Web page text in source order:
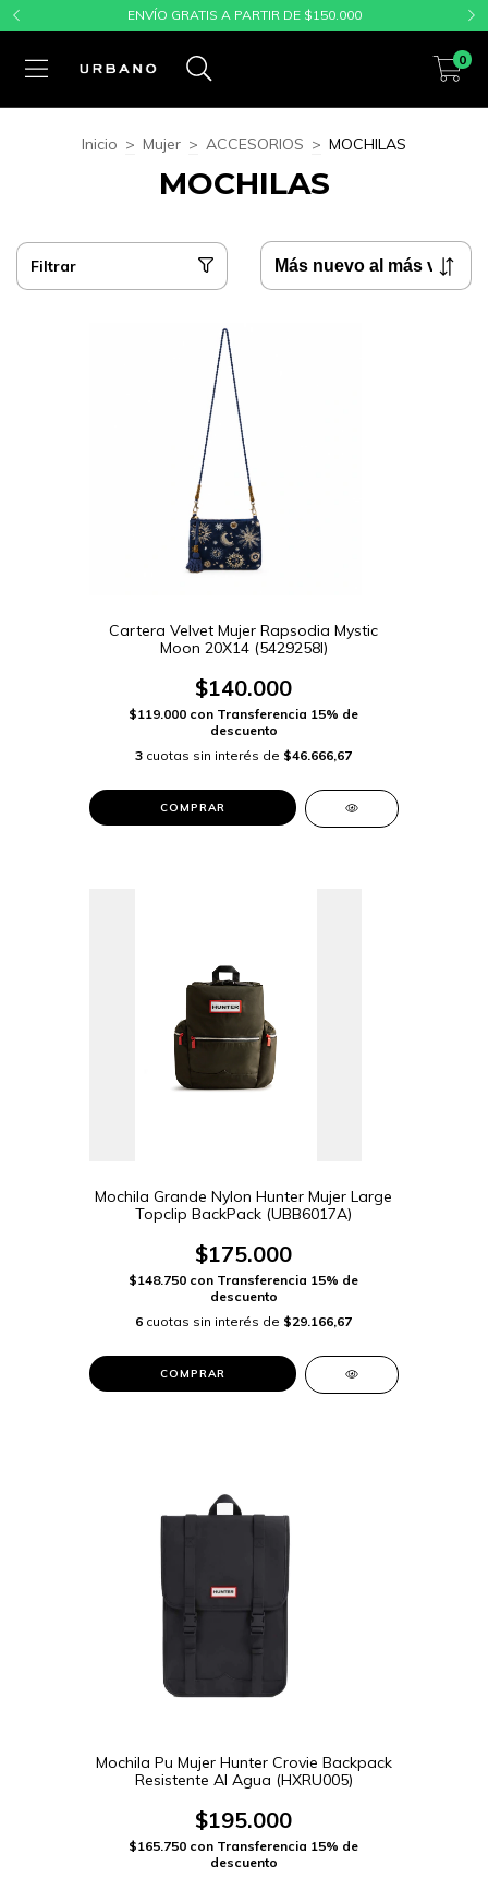
ENVÍO GRATIS A PARTIR DE $150.000
0
Inicio > Mujer > ACCESORIOS > MOCHILAS
MOCHILAS
Filtrar
Cartera Velvet Mujer Rapsodia Mystic
Moon 20X14 (5429258I)
$140.000
$119.000 con Transferencia 15% de
descuento
3 cuotas sin interés de $46.666,67
COMPRAR
Mochila Grande Nylon Hunter Mujer Large
Topclip BackPack (UBB6017A)
$175.000
$148.750 con Transferencia 15% de
descuento
6 cuotas sin interés de $29.166,67
COMPRAR
Mochila Pu Mujer Hunter Crovie Backpack
Resistente Al Agua (HXRU005)
$195.000
$165.750 con Transferencia 15% de
descuento